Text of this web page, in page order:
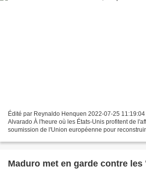
Édité par Reynaldo Henquen 2022-07-25
Alvarado À l'heure où les États-Unis profitent de
soumission de l'Union européenne pour
Maduro met en garde contre les